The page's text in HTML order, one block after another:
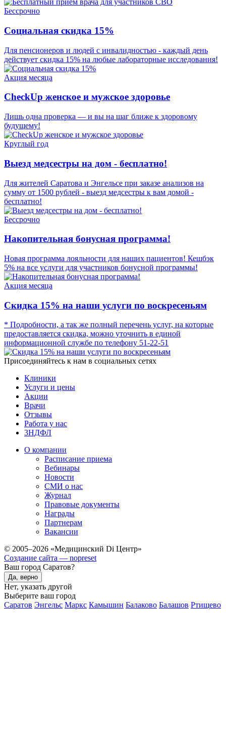
Бессрочно
Социальная скидка 15%
Для пенсионеров и людей с инвалидностью - каждый день
действует скидка 15% на любые лабораторные исследования!
Акция месяца
CheckUp женское и мужское здоровье
Лишь одна проверка — и вы на шаг ближе к здоровому
будущему!
Круглый год
Выезд медсестры на дом - бесплатно!
Для жителей Саратова и Энгельсе при заказе анализов на
сумму от 1500 рублей - выезд медсестры к вам домой -
бесплатно!
Бессрочно
Накопительная бонусная программа!
Новая программа лояльности для наших пациентов! Кешбэк
5% на все услуги для участников бонусной программы!
Акция месяца
Скидка 15% на наши услуги по воскресеньям
* Подробности, а так же полный перечень услуг, на которые
предоставляется скидка, можно уточнить в единой
информационной службе по телефону 51-22-51
Присоединяйтесь к нам в социальных сетях
Клиники
Услуги и цены
Акции
Врачи
Отзывы
Работа у нас
3НДФЛ
О компании
Расписание приема
Вебинары
Новости
СМИ о нас
Журнал
Правовые документы
Награды
Партнерам
Вакансии
© 2005–2026 «Медицинский Di Центр»
Создание сайта — nopreset
Ваш город Саратов?
Да, верно
Нет, указать другой
Выберите ваш город
Саратов Энгельс Маркс Камышин Балаково Балашов Ртищево